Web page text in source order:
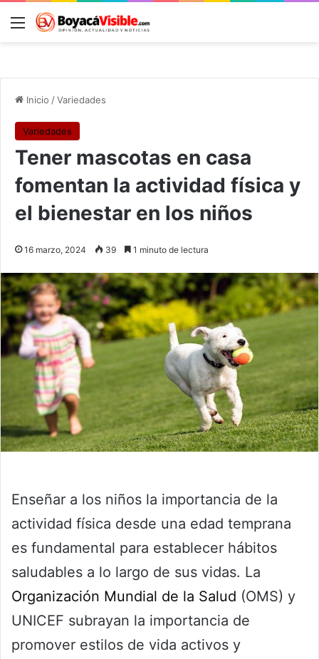
Menú
Inicio /Variedades
Variedades
Tener mascotas en casa
fomentan la actividad física y
el bienestar en los niños
16 marzo, 2024 39 1 minuto de lectura
Enseñar a los niños la importancia de la
actividad física desde una edad temprana
es fundamental para establecer hábitos
saludables a lo largo de sus vidas. La
Organización Mundial de la Salud (OMS) y
UNICEF subrayan la importancia de
promover estilos de vida activos y